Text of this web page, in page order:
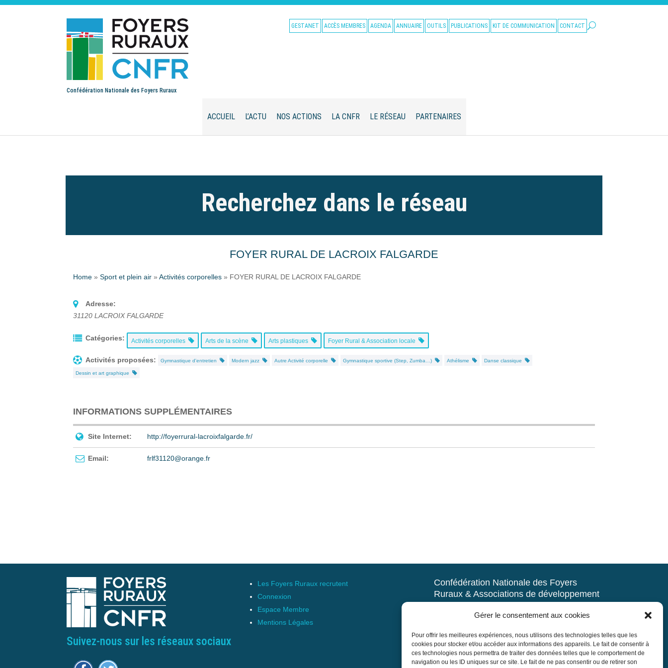
Gérer le consentement aux cookies
Pour offrir les meilleures expériences, nous utilisons des technologies telles que les
cookies pour stocker et/ou accéder aux informations des appareils. Le fait de consentir à
ces technologies nous permettra de traiter des données telles que le comportement de
navigation ou les ID uniques sur ce site. Le fait de ne pas consentir ou de retirer son
Confédération Nationale des Foyers Ruraux
GESTANET ACCÈS MEMBRES AGENDA ANNUAIRE OUTILS PUBLICATIONS KIT DE COMMUNICATION CONTACT
ACCUEIL L’ACTU NOS ACTIONS LA CNFR LE RÉSEAU PARTENAIRES
Recherchez dans le réseau
FOYER RURAL DE LACROIX FALGARDE
Home » Sport et plein air » Activités corporelles » FOYER RURAL DE LACROIX FALGARDE
Adresse:
31120 LACROIX FALGARDE
Catégories: Activités corporelles Arts de la scène Arts plastiques Foyer Rural & Association locale
Activités proposées: Gymnastique d'entretien Modern jazz Autre Activité corporelle Gymnastique sportive (Step, Zumba…) Athélisme Danse classique
Dessin et art graphique
INFORMATIONS SUPPLÉMENTAIRES
Site Internet: http://foyerrural-lacroixfalgarde.fr/
Email: frlf31120@orange.fr
Suivez-nous sur les réseaux sociaux
Les Foyers Ruraux recrutent
Connexion
Espace Membre
Mentions Légales
Confédération Nationale des Foyers
Ruraux & Associations de développement
Tél : 01.43.60.14.20
cnfr@mouvement-rural.org